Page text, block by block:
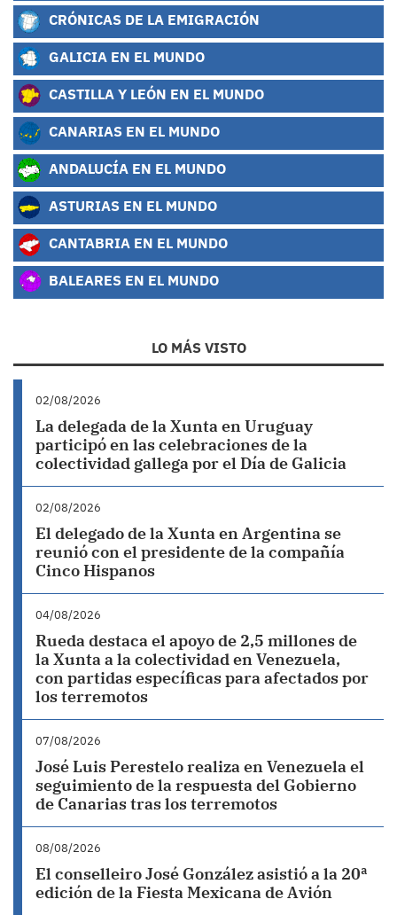
CRÓNICAS DE LA EMIGRACIÓN
GALICIA EN EL MUNDO
CASTILLA Y LEÓN EN EL MUNDO
CANARIAS EN EL MUNDO
ANDALUCÍA EN EL MUNDO
ASTURIAS EN EL MUNDO
CANTABRIA EN EL MUNDO
BALEARES EN EL MUNDO
LO MÁS VISTO
02/08/2026
La delegada de la Xunta en Uruguay
participó en las celebraciones de la
colectividad gallega por el Día de Galicia
02/08/2026
El delegado de la Xunta en Argentina se
reunió con el presidente de la compañía
Cinco Hispanos
04/08/2026
Rueda destaca el apoyo de 2,5 millones de
la Xunta a la colectividad en Venezuela,
con partidas específicas para afectados por
los terremotos
07/08/2026
José Luis Perestelo realiza en Venezuela el
seguimiento de la respuesta del Gobierno
de Canarias tras los terremotos
08/08/2026
El conselleiro José González asistió a la 20ª
edición de la Fiesta Mexicana de Avión